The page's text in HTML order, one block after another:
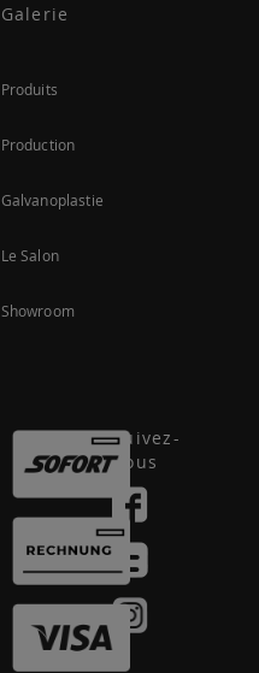
Galerie
Produits
Production
Galvanoplastie
Le Salon
Showroom
Suivez-
nous